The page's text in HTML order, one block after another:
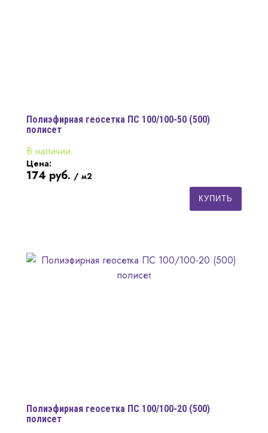
Полиэфирная геосетка ПС 100/100-50 (500)
полисет
В наличии
Цена:
174 руб. / м2
КУПИТЬ
Полиэфирная геосетка ПС 100/100-20 (500)
полисет